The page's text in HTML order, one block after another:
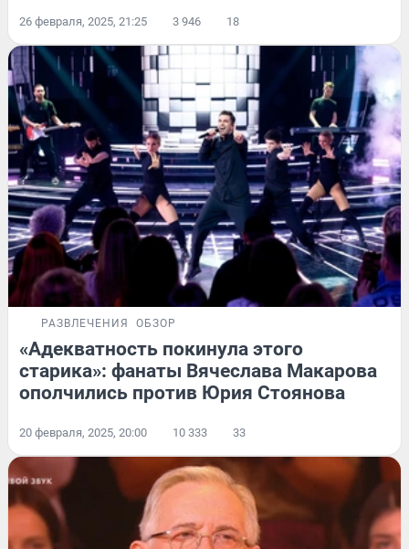
26 февраля, 2025, 21:25 3 946 18
РАЗВЛЕЧЕНИЯ ОБЗОР
«Адекватность покинула этого
старика»: фанаты Вячеслава Макарова
ополчились против Юрия Стоянова
20 февраля, 2025, 20:00 10 333 33